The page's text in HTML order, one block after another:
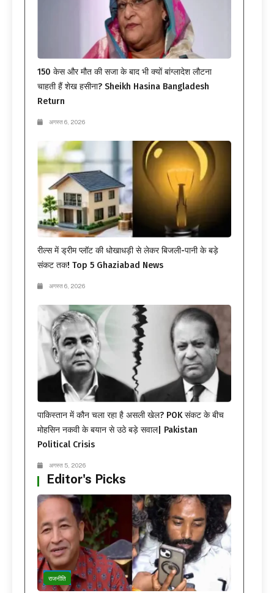
150 केस और मौत की सजा के बाद भी क्यों बांग्लादेश लौटना
चाहती हैं शेख हसीना? Sheikh Hasina Bangladesh
Return
अगस्त 6, 2026
रील्स में ड्रीम प्लॉट की धोखाधड़ी से लेकर बिजली-पानी के बड़े
संकट तक! Top 5 Ghaziabad News
अगस्त 6, 2026
पाकिस्तान में कौन चला रहा है असली खेल? POK संकट के बीच
मोहसिन नकवी के बयान से उठे बड़े सवाल| Pakistan
Political Crisis
अगस्त 5, 2026
Editor's Picks
राजनीति